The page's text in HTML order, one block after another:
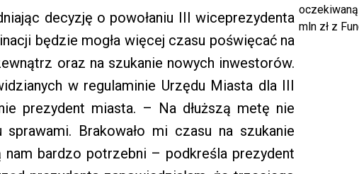
decyzję o powołaniu III wiceprezydenta
będzie mogła więcej czasu poświęcać na
oraz na szukanie nowych inwestorów.
w regulaminie Urzędu Miasta dla III
prezydent miasta. – Na dłuższą metę nie
Brakowało mi czasu na szukanie
bardzo potrzebni – podkreśla prezydent
mln zł z